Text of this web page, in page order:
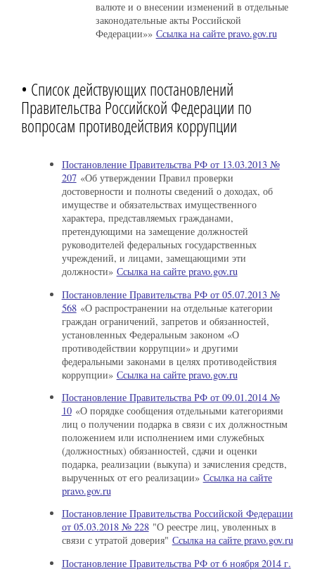
валюте и о внесении изменений в отдельные
законодательные акты Российской
Федерации»» Ссылка на сайте pravo.gov.ru
• Список действующих постановлений
Правительства Российской Федерации по
вопросам противодействия коррупции
Постановление Правительства РФ от 13.03.2013 №
207«Об утверждении Правил проверки
достоверности и полноты сведений о доходах, об
имуществе и обязательствах имущественного
характера, представляемых гражданами,
претендующими на замещение должностей
руководителей федеральных государственных
учреждений, и лицами, замещающими эти
должности» Ссылка на сайте pravo.gov.ru
Постановление Правительства РФ от 05.07.2013 №
568«О распространении на отдельные категории
граждан ограничений, запретов и обязанностей,
установленных Федеральным законом «О
противодействии коррупции» и другими
федеральными законами в целях противодействия
коррупции» Ссылка на сайте pravo.gov.ru
Постановление Правительства РФ от 09.01.2014 №
10«О порядке сообщения отдельными категориями
лиц о получении подарка в связи с их должностным
положением или исполнением ими служебных
(должностных) обязанностей, сдачи и оценки
подарка, реализации (выкупа) и зачисления средств,
вырученных от его реализации» Ссылка на сайте
pravo.gov.ru
Постановление Правительства Российской Федерации
от 05.03.2018 № 228"О реестре лиц, уволенных в
связи с утратой доверия" Ссылка на сайте pravo.gov.ru
Постановление Правительства РФ от 6 ноября 2014 г.